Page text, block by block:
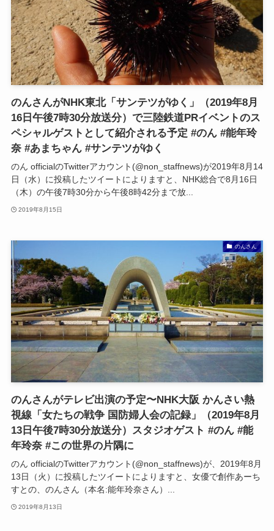
のんさんがNHK東北「サンテツがゆく」（2019年8月
16日午後7時30分放送分）で三陸鉄道PRイベントのス
ペシャルゲストとして紹介される予定 #のん #能年玲
奈 #あまちゃん #サンテツがゆく
のん officialのTwitterアカウント(@non_staffnews)が2019年8月14
日（水）に投稿したツイートによりますと、NHK総合で8月16日
（木）の午後7時30分から午後8時42分まで放...
2019年8月15日
のんさん
のんさんがテレビ出演の予定〜NHK大阪 かんさい熱
視線「女たちの戦争 国防婦人会の記録」（2019年8月
13日午後7時30分放送分）スタジオゲスト #のん #能
年玲奈 #この世界の片隅に
のん officialのTwitterアカウント(@non_staffnews)が、2019年8月
13日（火）に投稿したツイートによりますと、女優で創作あーち
すとの、のんさん（本名:能年玲奈さん）...
2019年8月13日